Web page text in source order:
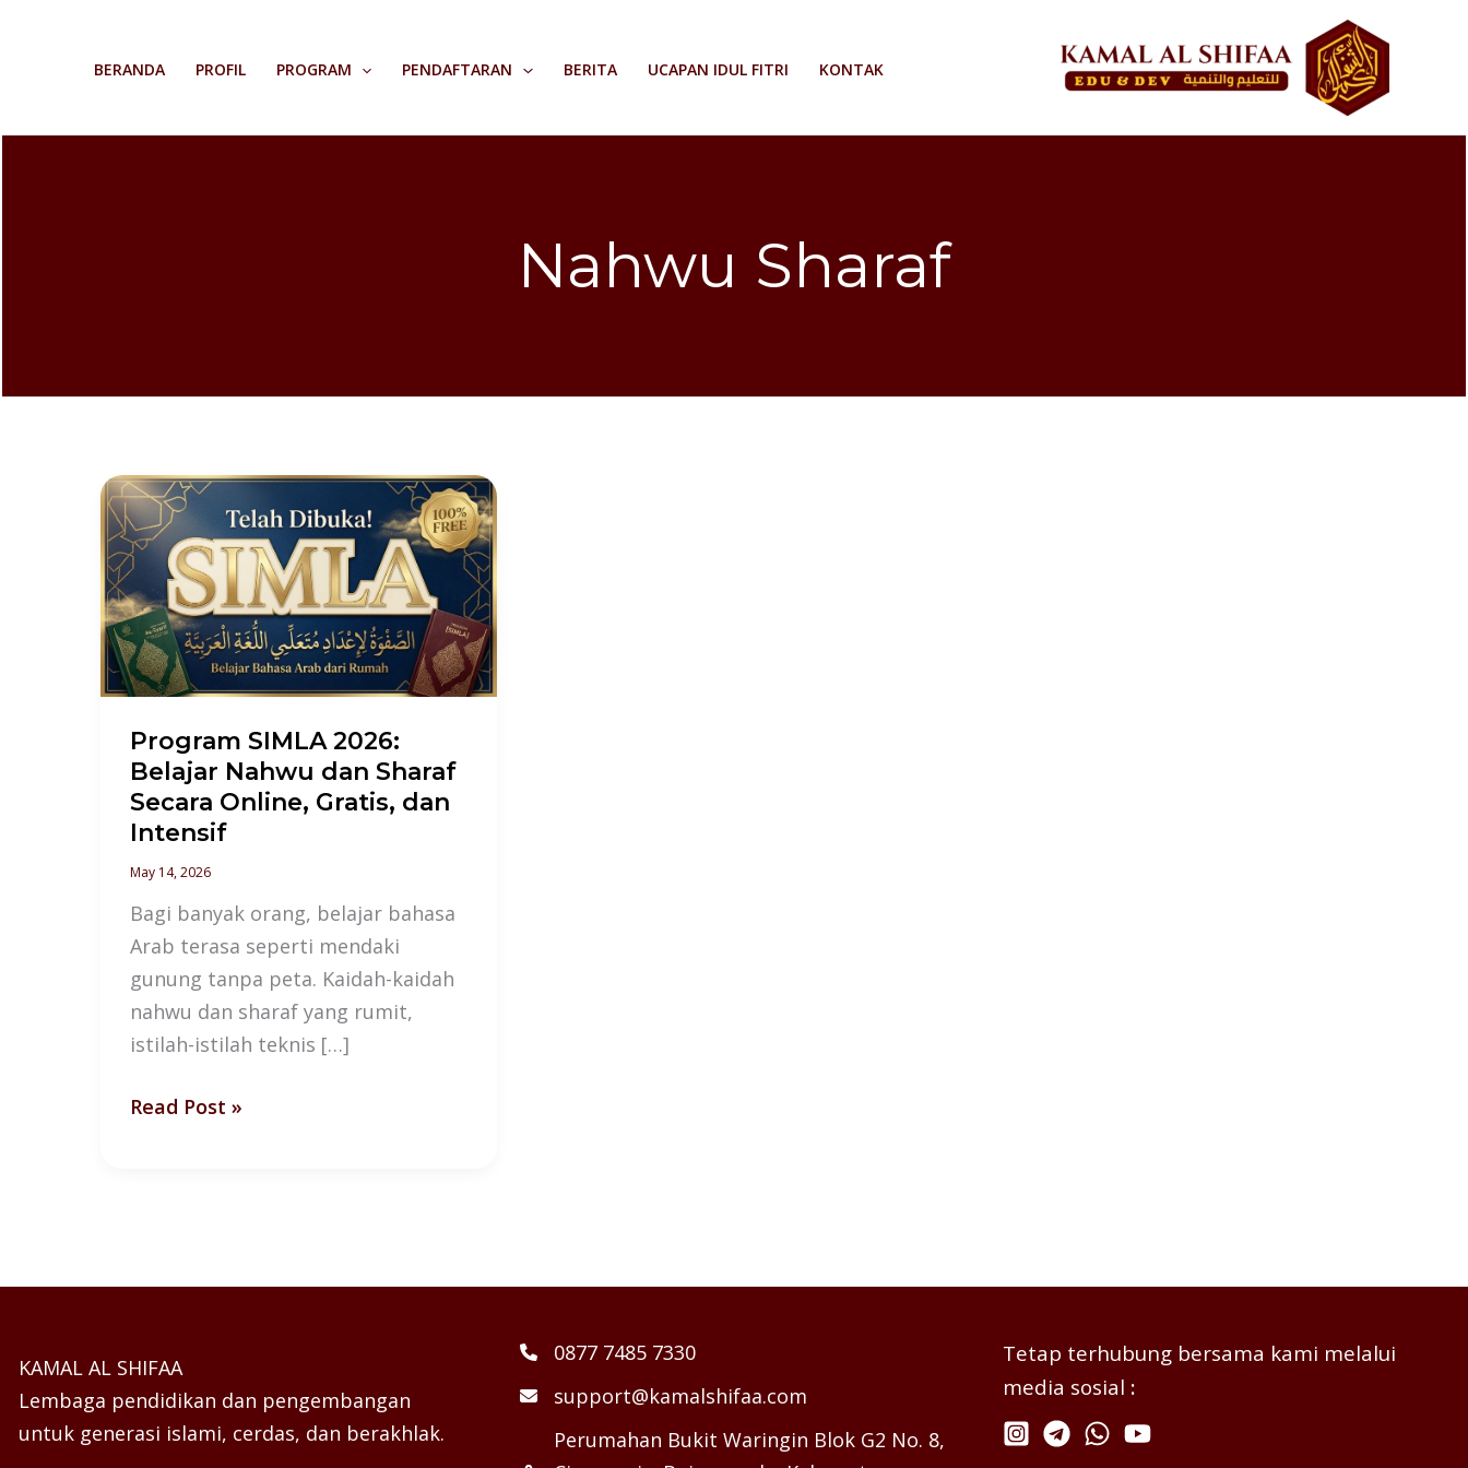
BERANDA PROFIL PROGRAM PENDAFTARAN BERITA UCAPAN IDUL FITRI KONTAK
Nahwu Sharaf
Program SIMLA 2026:
Belajar Nahwu dan Sharaf
Secara Online, Gratis, dan
Intensif
May 14, 2026
Bagi banyak orang, belajar bahasa
Arab terasa seperti mendaki
gunung tanpa peta. Kaidah-kaidah
nahwu dan sharaf yang rumit,
istilah-istilah teknis […]
Program
SIMLA
2026:
Belajar
Nahwu
dan
Sharaf
Online,
Gratis,
dan
Read Post »
KAMAL AL SHIFAA
Lembaga pendidikan dan pengembangan
untuk generasi islami, cerdas, dan berakhlak.
0877 7485 7330
support@kamalshifaa.com
Perumahan Bukit Waringin Blok G2 No. 8,
Tetap terhubung bersama kami melalui
media sosial :